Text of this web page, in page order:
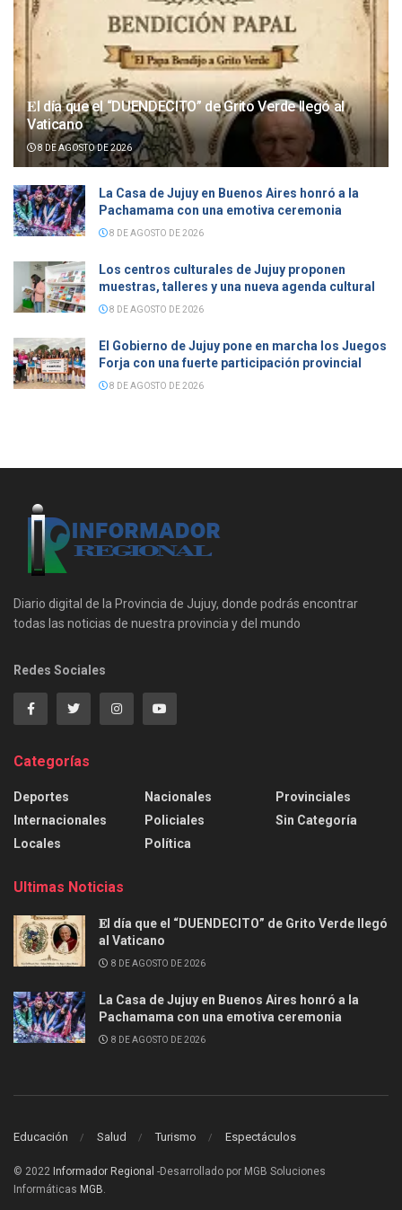
𝐄l día que el “DUENDECITO” de Grito Verde llegó al
Vaticano
8 DE AGOSTO DE 2026
La Casa de Jujuy en Buenos Aires honró a la
Pachamama con una emotiva ceremonia
8 DE AGOSTO DE 2026
Los centros culturales de Jujuy proponen
muestras, talleres y una nueva agenda cultural
8 DE AGOSTO DE 2026
El Gobierno de Jujuy pone en marcha los Juegos
Forja con una fuerte participación provincial
8 DE AGOSTO DE 2026
Diario digital de la Provincia de Jujuy, donde podrás encontrar
todas las noticias de nuestra provincia y del mundo
Redes Sociales
Categorías
Deportes
Internacionales
Locales
Nacionales
Policiales
Política
Provinciales
Sin Categoría
Ultimas Noticias
𝐄l día que el “DUENDECITO” de Grito Verde llegó
al Vaticano
8 DE AGOSTO DE 2026
La Casa de Jujuy en Buenos Aires honró a la
Pachamama con una emotiva ceremonia
8 DE AGOSTO DE 2026
Educación Salud Turismo Espectáculos
© 2022 Informador Regional -Desarrollado por MGB Soluciones
Informáticas MGB